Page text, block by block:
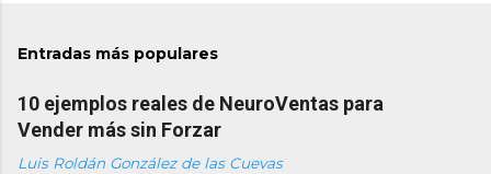
Entradas más populares
10 ejemplos reales de NeuroVentas para
Vender más sin Forzar
Luis Roldán González de las Cuevas